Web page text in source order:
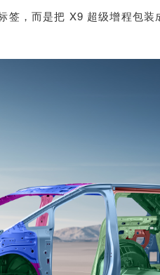
签，而是把 X9 超级增程包装